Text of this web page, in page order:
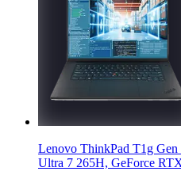
Lenovo ThinkPad T1g
Ultra 7 265H, GeForce